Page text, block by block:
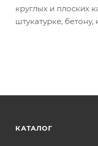
круглых и плоских
штукатурке, бетону,
КАТАЛОГ